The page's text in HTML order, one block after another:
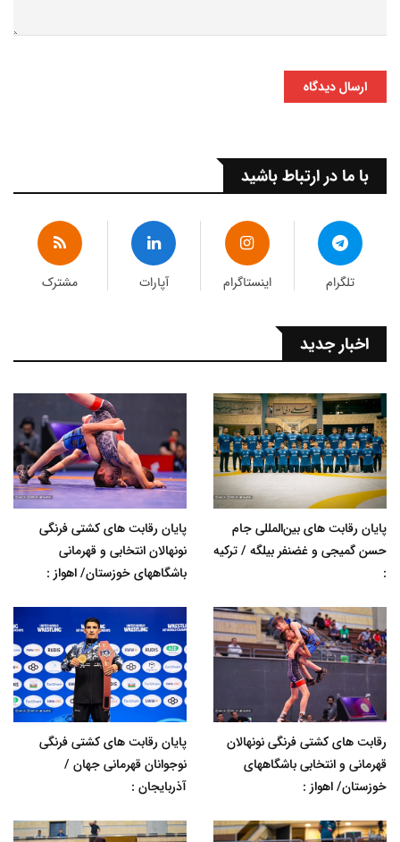
ارسال دیدگاه
با ما در ارتباط باشید
تلگرام اینستاگرام آپارات مشترک
اخبار جدید
پایان رقابت های بین‌المللی جام
حسن گمیجی و غضنفر بیلگه / ترکیه
:
پایان رقابت های کشتی فرنگی
نونهالان انتخابی و قهرمانی
باشگاههای خوزستان/ اهواز :
رقابت های کشتی فرنگی نونهالان
قهرمانی و انتخابی باشگاههای
خوزستان/ اهواز :
پایان رقابت های کشتی فرنگی
نوجوانان قهرمانی جهان /
آذربایجان :